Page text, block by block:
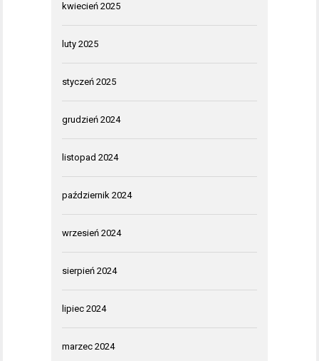
kwiecień 2025
luty 2025
styczeń 2025
grudzień 2024
listopad 2024
październik 2024
wrzesień 2024
sierpień 2024
lipiec 2024
marzec 2024